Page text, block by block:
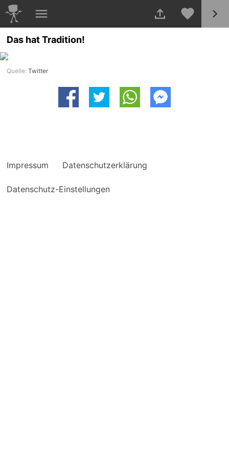
Das hat Tradition!
Quelle:Twitter
Impressum Datenschutzerklärung
Datenschutz-Einstellungen